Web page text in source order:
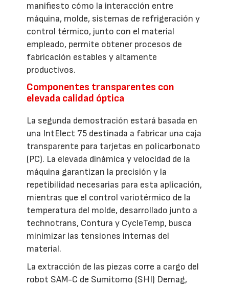
manifiesto cómo la interacción entre
máquina, molde, sistemas de refrigeración y
control térmico, junto con el material
empleado, permite obtener procesos de
fabricación estables y altamente
productivos.
Componentes transparentes con
elevada calidad óptica
La segunda demostración estará basada en
una IntElect 75 destinada a fabricar una caja
transparente para tarjetas en policarbonato
(PC). La elevada dinámica y velocidad de la
máquina garantizan la precisión y la
repetibilidad necesarias para esta aplicación,
mientras que el control variotérmico de la
temperatura del molde, desarrollado junto a
technotrans, Contura y CycleTemp, busca
minimizar las tensiones internas del
material.
La extracción de las piezas corre a cargo del
robot SAM-C de Sumitomo (SHI) Demag,